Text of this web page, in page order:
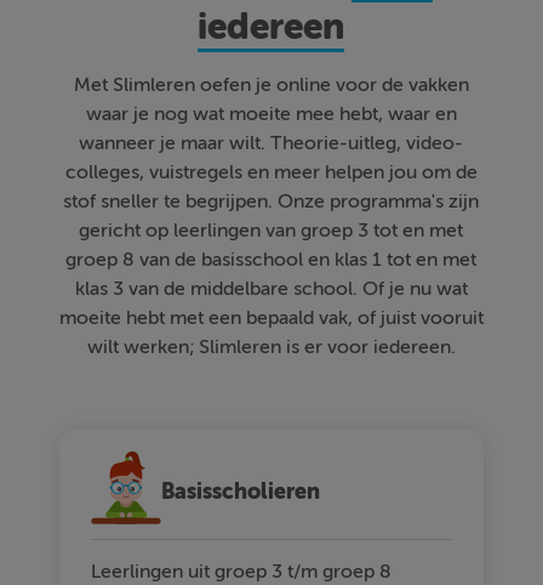
iedereen
Met Slimleren oefen je online voor de vakken
waar je nog wat moeite mee hebt, waar en
wanneer je maar wilt. Theorie-uitleg, video-
colleges, vuistregels en meer helpen jou om de
stof sneller te begrijpen. Onze programma's zijn
gericht op leerlingen van groep 3 tot en met
groep 8 van de basisschool en klas 1 tot en met
klas 3 van de middelbare school. Of je nu wat
moeite hebt met een bepaald vak, of juist vooruit
wilt werken; Slimleren is er voor iedereen.
Basisscholieren
Leerlingen uit groep 3 t/m groep 8